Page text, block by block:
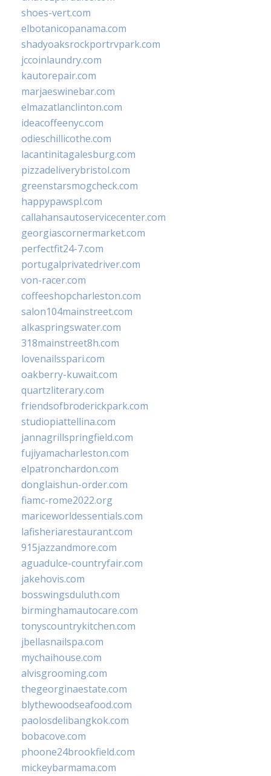
shoes-vert.com
elbotanicopanama.com
shadyoaksrockportrvpark.com
jccoinlaundry.com
kautorepair.com
marjaeswinebar.com
elmazatlanclinton.com
ideacoffeenyc.com
odieschillicothe.com
lacantinitagalesburg.com
pizzadeliverybristol.com
greenstarsmogcheck.com
happypawspl.com
callahansautoservicecenter.com
georgiascornermarket.com
perfectfit24-7.com
portugalprivatedriver.com
von-racer.com
coffeeshopcharleston.com
salon104mainstreet.com
alkaspringswater.com
318mainstreet8h.com
lovenailsspari.com
oakberry-kuwait.com
quartzliterary.com
friendsofbroderickpark.com
studiopiattellina.com
jannagrillspringfield.com
fujiyamacharleston.com
elpatronchardon.com
donglaishun-order.com
fiamc-rome2022.org
mariceworldessentials.com
lafisheriarestaurant.com
915jazzandmore.com
aguadulce-countryfair.com
jakehovis.com
bosswingsduluth.com
birminghamautocare.com
tonyscountrykitchen.com
jbellasnailspa.com
mychaihouse.com
alvisgrooming.com
thegeorginaestate.com
blythewoodseafood.com
paolosdelibangkok.com
bobacove.com
phoone24brookfield.com
mickeybarmama.com